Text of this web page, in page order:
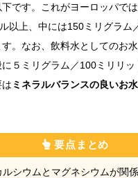
下です。これがヨーロッパで
以上、中には150ミリグラム
。なお、飲料水としてのお
５ミリグラム／100ミリリッ
ミネラルバランスの良いお
要点まとめ
ルシウムとマグネシウムが関係